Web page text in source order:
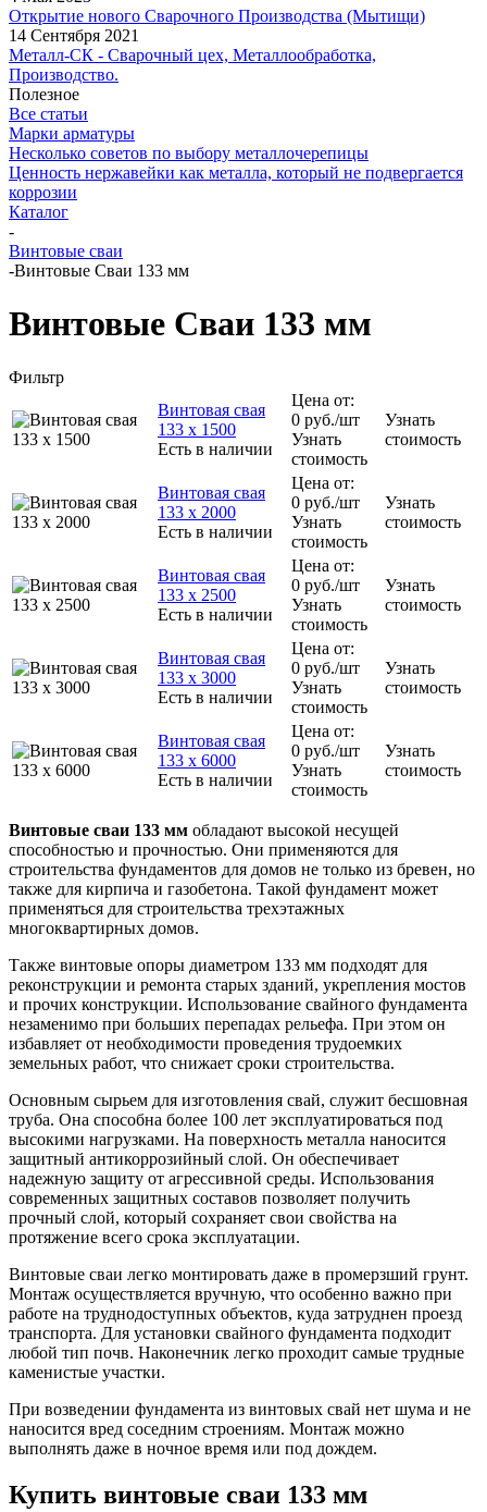
Открытие нового Сварочного Производства (Мытищи)
14 Сентября 2021
Металл-СК - Сварочный цех, Металлообработка,
Производство.
Полезное
Все статьи
Марки арматуры
Несколько советов по выбору металлочерепицы
Ценность нержавейки как металла, который не подвергается
коррозии
Каталог
-
Винтовые сваи
-Винтовые Сваи 133 мм
Винтовые Сваи 133 мм
Фильтр
Винтовая свая
133 х 1500
Есть в наличии
Цена от:
0 руб./шт
Узнать
стоимость
Узнать
стоимость
Винтовая свая
133 х 2000
Есть в наличии
Цена от:
0 руб./шт
Узнать
стоимость
Узнать
стоимость
Винтовая свая
133 х 2500
Есть в наличии
Цена от:
0 руб./шт
Узнать
стоимость
Узнать
стоимость
Винтовая свая
133 х 3000
Есть в наличии
Цена от:
0 руб./шт
Узнать
стоимость
Узнать
стоимость
Винтовая свая
133 х 6000
Есть в наличии
Цена от:
0 руб./шт
Узнать
стоимость
Узнать
стоимость
Винтовые сваи 133 мм обладают высокой несущей
способностью и прочностью. Они применяются для
строительства фундаментов для домов не только из бревен, но
также для кирпича и газобетона. Такой фундамент может
применяться для строительства трехэтажных
многоквартирных домов.
Также винтовые опоры диаметром 133 мм подходят для
реконструкции и ремонта старых зданий, укрепления мостов
и прочих конструкции. Использование свайного фундамента
незаменимо при больших перепадах рельефа. При этом он
избавляет от необходимости проведения трудоемких
земельных работ, что снижает сроки строительства.
Основным сырьем для изготовления свай, служит бесшовная
труба. Она способна более 100 лет эксплуатироваться под
высокими нагрузками. На поверхность металла наносится
защитный антикоррозийный слой. Он обеспечивает
надежную защиту от агрессивной среды. Использования
современных защитных составов позволяет получить
прочный слой, который сохраняет свои свойства на
протяжение всего срока эксплуатации.
Винтовые сваи легко монтировать даже в промерзший грунт.
Монтаж осуществляется вручную, что особенно важно при
работе на труднодоступных объектов, куда затруднен проезд
транспорта. Для установки свайного фундамента подходит
любой тип почв. Наконечник легко проходит самые трудные
каменистые участки.
При возведении фундамента из винтовых свай нет шума и не
наносится вред соседним строениям. Монтаж можно
выполнять даже в ночное время или под дождем.
Купить винтовые сваи 133 мм